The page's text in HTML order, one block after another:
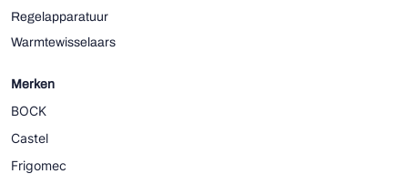
Regelapparatuur
Warmtewisselaars
Merken
BOCK
Castel
Frigomec